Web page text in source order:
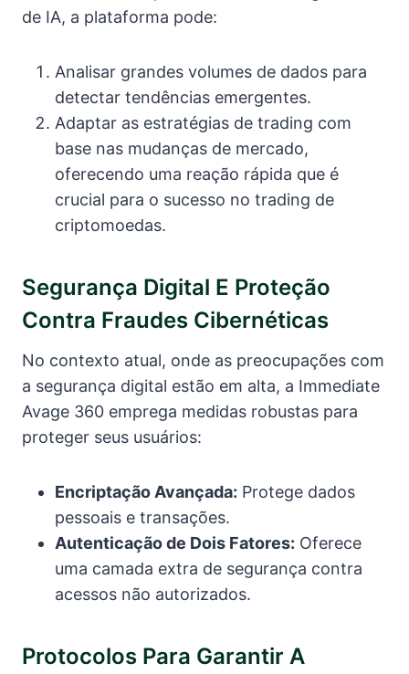
de IA, a plataforma pode:
Analisar grandes volumes de dados para
detectar tendências emergentes.
Adaptar as estratégias de trading com
base nas mudanças de mercado,
oferecendo uma reação rápida que é
crucial para o sucesso no trading de
criptomoedas.
Segurança Digital E Proteção
Contra Fraudes Cibernéticas
No contexto atual, onde as preocupações com
a segurança digital estão em alta, a Immediate
Avage 360 emprega medidas robustas para
proteger seus usuários:
Encriptação Avançada: Protege dados
pessoais e transações.
Autenticação de Dois Fatores: Oferece
uma camada extra de segurança contra
acessos não autorizados.
Protocolos Para Garantir A